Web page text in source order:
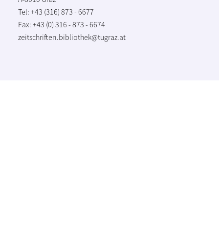
Tel: +43 (316) 873 - 6677
Fax: +43 (0) 316 - 873 - 6674
zeitschriften.bibliothek@tugraz.at